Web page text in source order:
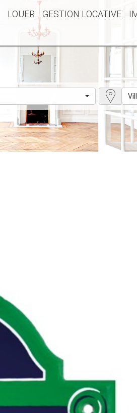
LOUER GESTION LOCATIVE